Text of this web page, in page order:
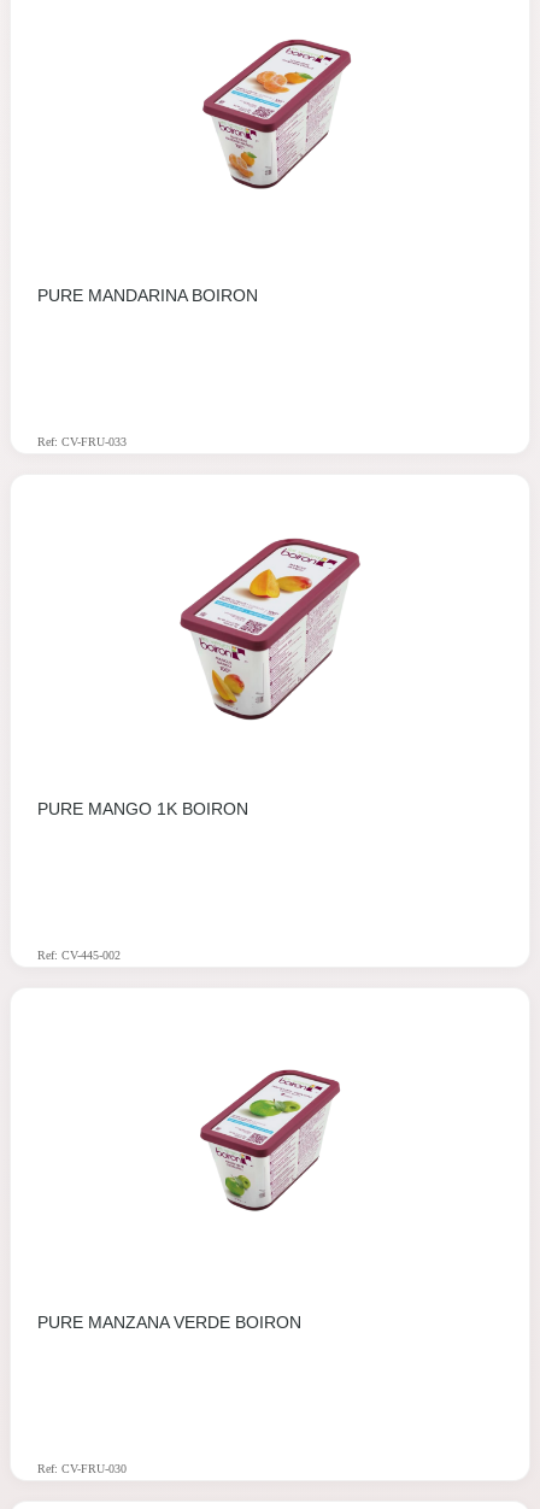
PURE MANDARINA BOIRON
Ref: CV-FRU-033
PURE MANGO 1K BOIRON
Ref: CV-445-002
PURE MANZANA VERDE BOIRON
Ref: CV-FRU-030